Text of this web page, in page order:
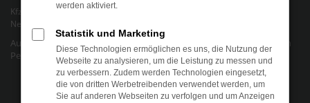
Kfz-Werkstatt für gängige Marken und Modelle | Verkauf von EU-
Neuwagen und jungen Gebrauchtwagen.
Autohaus Chris Friedel - Ihr Autohaus für alle Marken und Modelle in
Pegau Raum Halle-Leipzig an der Bundesstraße 2 in Sachsen
Datenschutz
werden aktiviert.
Statistik und Marketing
Diese Technologien ermöglichen es uns, die Nutzung der
Webseite zu analysieren, um die Leistung zu messen und
zu verbessern. Zudem werden Technologien eingesetzt,
die von dritten Werbetreibenden verwendet werden, um
Sie auf anderen Webseiten zu verfolgen und um Anzeigen